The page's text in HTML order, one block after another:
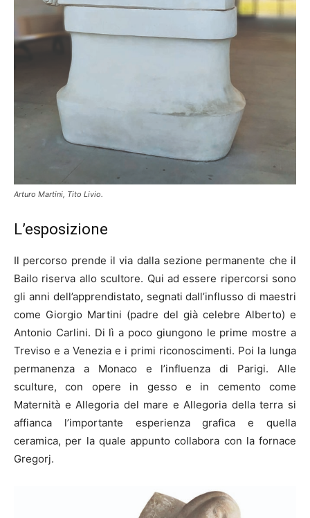
Arturo Martini, Tito Livio.
L’esposizione
Il percorso prende il via dalla sezione permanente che il
Bailo riserva allo scultore. Qui ad essere ripercorsi sono
gli anni dell’apprendistato, segnati dall’influsso di maestri
come Giorgio Martini (padre del già celebre Alberto) e
Antonio Carlini. Di lì a poco giungono le prime mostre a
Treviso e a Venezia e i primi riconoscimenti. Poi la lunga
permanenza a Monaco e l’influenza di Parigi. Alle
sculture, con opere in gesso e in cemento come
Maternità e Allegoria del mare e Allegoria della terra si
affianca l’importante esperienza grafica e quella
ceramica, per la quale appunto collabora con la fornace
Gregorj.